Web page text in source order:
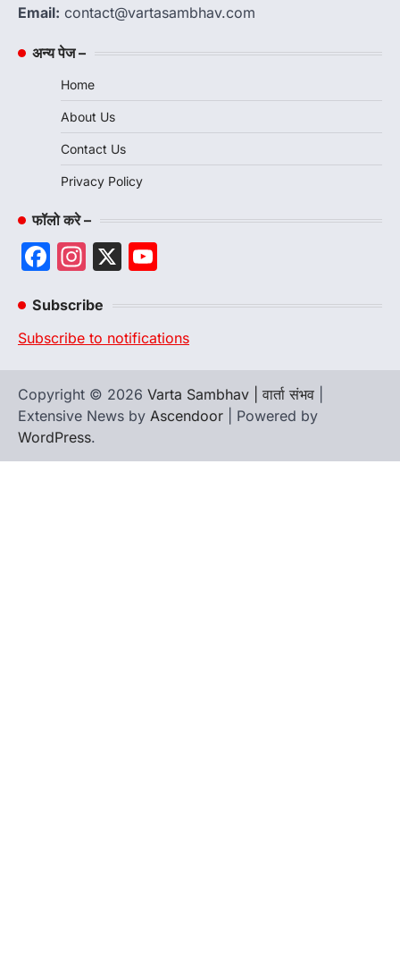
Email: contact@vartasambhav.com
अन्य पेज –
Home
About Us
Contact Us
Privacy Policy
फॉलो करे –
Facebook
Instagram
X
Subscribe
Subscribe to notifications
Copyright © 2026 Varta Sambhav | वार्ता संभव
Extensive News by Ascendoor | Powered by
WordPress.